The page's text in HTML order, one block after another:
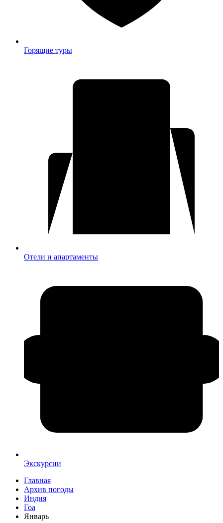
Горящие туры
Отели и апартаменты
Экскурсии
Главная
Архив погоды
Индия
Гоа
Январь